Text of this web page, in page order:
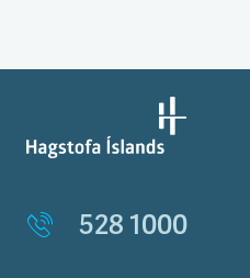
528 1000